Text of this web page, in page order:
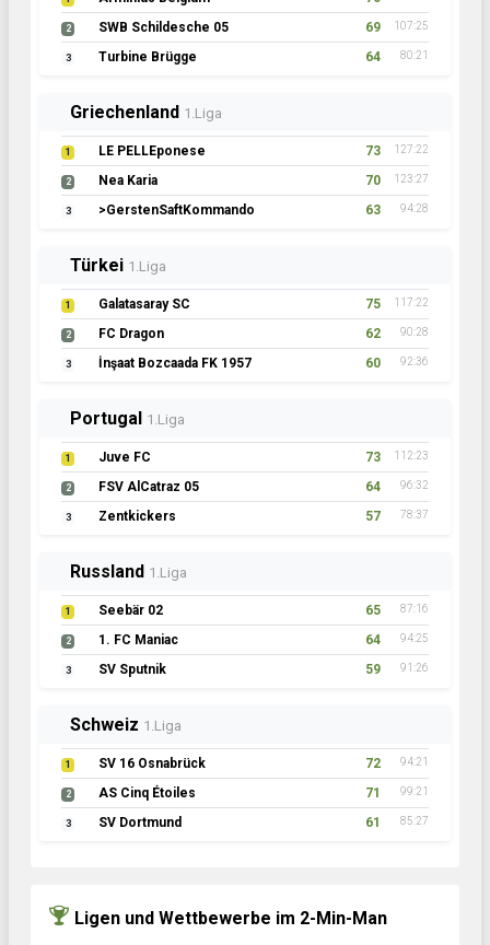
2 SWB Schildesche 05 69 107:25
3 Turbine Brügge 64 80:21
Griechenland 1.Liga
1 LE PELLEponese 73 127:22
2 Nea Karia 70 123:27
3 >GerstenSaftKommando 63 94:28
Türkei 1.Liga
1 Galatasaray SC 75 117:22
2 FC Dragon 62 90:28
3 İnşaat Bozcaada FK 1957 60 92:36
Portugal 1.Liga
1 Juve FC 73 112:23
2 FSV AlCatraz 05 64 96:32
3 Zentkickers 57 78:37
Russland 1.Liga
1 Seebär 02 65 87:16
2 1. FC Maniac 64 94:25
3 SV Sputnik 59 91:26
Schweiz 1.Liga
1 SV 16 Osnabrück 72 94:21
2 AS Cinq Étoiles 71 99:21
3 SV Dortmund 61 85:27
Ligen und Wettbewerbe im 2-Min-Man